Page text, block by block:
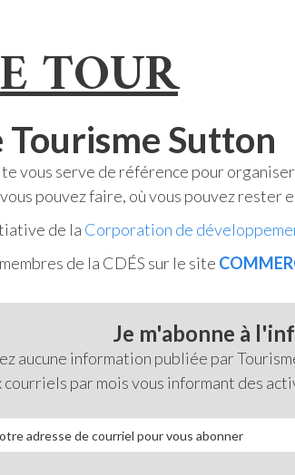
TOUR
Tourisme Sutton
vous serve de référence pour
pouvez faire, où vous pouvez rester
de la Corporation de
de la CDÉS sur le site
Je m'abonne à
aucune information publiée par
courriels par mois vous informant des